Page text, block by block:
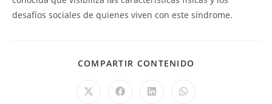
desafíos sociales de quienes viven con este síndrome.
COMPARTIR CONTENIDO